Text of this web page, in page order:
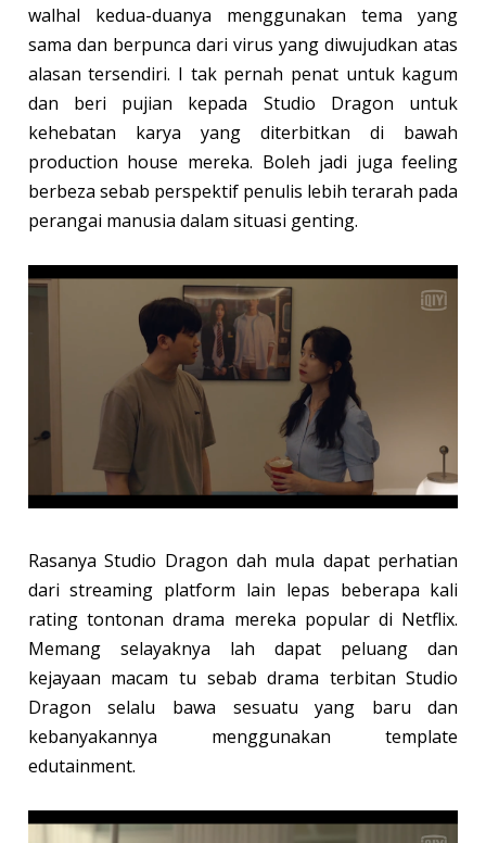
walhal kedua-duanya menggunakan tema yang
sama dan berpunca dari virus yang diwujudkan atas
alasan tersendiri. I tak pernah penat untuk kagum
dan beri pujian kepada Studio Dragon untuk
kehebatan karya yang diterbitkan di bawah
production house mereka. Boleh jadi juga feeling
berbeza sebab perspektif penulis lebih terarah pada
perangai manusia dalam situasi genting.
Rasanya Studio Dragon dah mula dapat perhatian
dari streaming platform lain lepas beberapa kali
rating tontonan drama mereka popular di Netflix.
Memang selayaknya lah dapat peluang dan
kejayaan macam tu sebab drama terbitan Studio
Dragon selalu bawa sesuatu yang baru dan
kebanyakannya menggunakan template
edutainment.